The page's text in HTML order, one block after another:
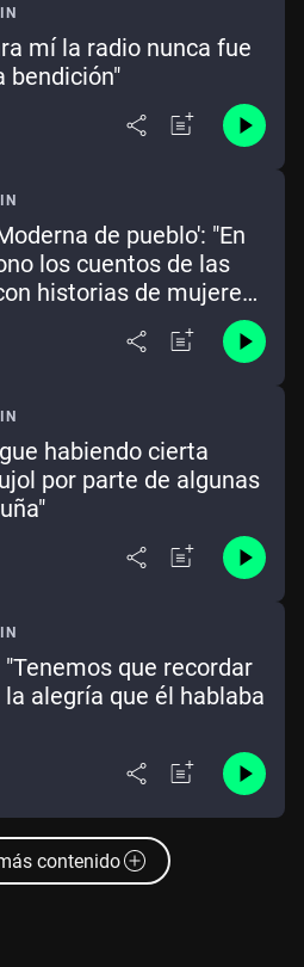
mí la radio nunca fue
bendición"
de pueblo': "En
los cuentos de las
historias de mujeres
habiendo cierta
por parte de algunas
que recordar
la alegría que él hablaba
contenido